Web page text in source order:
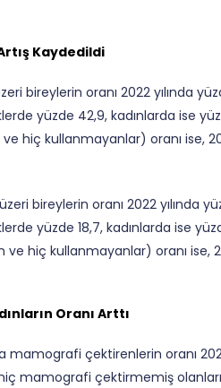
Kaydedildi
bireylerin oranı 2022 yılında
yüzde 42,9, kadınlarda ise
hiç kullanmayanlar) oranı ise,
bireylerin oranı 2022 yılında
yüzde 18,7, kadınlarda ise
hiç kullanmayanlar) oranı ise,
Oranı Arttı
çektirenlerin oranı
mamografi çektirmemiş